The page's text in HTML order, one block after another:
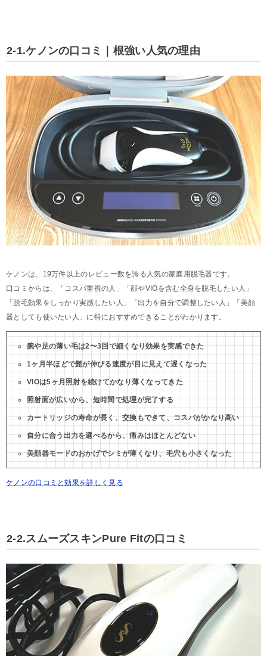
2-1.ケノンの口コミ｜根強い人気の理由
ケノンは、19万件以上のレビュー数を誇る人気の家庭用脱毛器です。
口コミからは、「コスパ重視の人」「顔やVIOを含む全身を脱毛したい人」
「脱毛効果をしっかり実感したい人」「出力を自分で調整したい人」「美顔
器としても使いたい人」に特におすすめできることがわかります。
腕や足の薄い毛は2〜3回で細くなり効果を実感できた
1ヶ月半ほどで髭が伸びる速度が目に見えて遅くなった
VIOは5ヶ月照射を続けてかなり薄くなってきた
照射面が広いから、短時間で処理が完了する
カートリッジの寿命が長く、交換もできて、コスパがかなり高い
自分に合う出力を選べるから、痛みはほとんどない
美顔器モードのおかげでシミが薄くなり、毛穴も小さくなった
ケノンの口コミと効果を詳しく見る
2-2.スムーズスキンPure Fitの口コミ